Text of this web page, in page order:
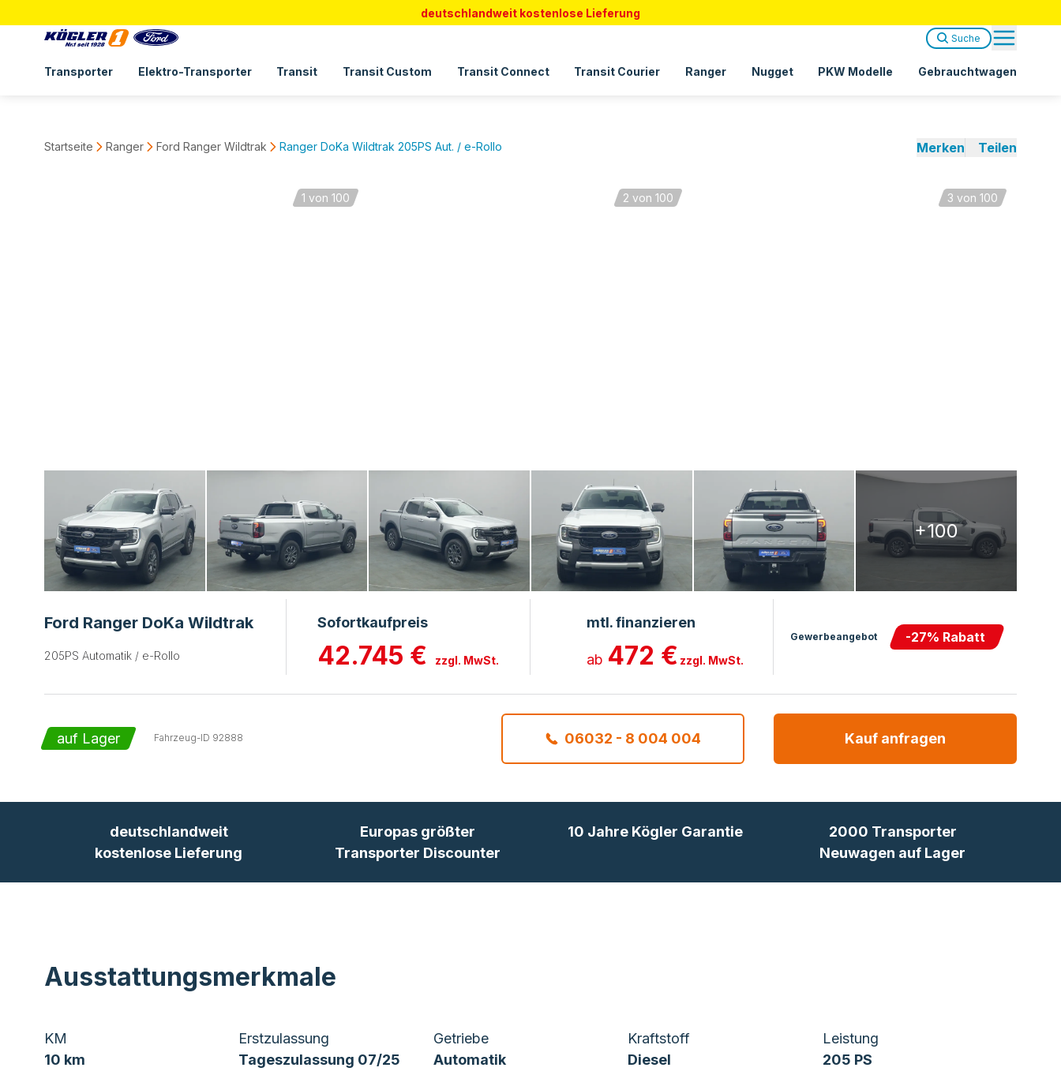
deutschlandweit kostenlose Lieferung
Transporter Elektro-Transporter Transit Transit Custom Transit Connect Transit Courier Ranger Nugget PKW Modelle Gebrauchtwagen
Suche
Startseite Ranger Ford Ranger Wildtrak Ranger DoKa Wildtrak 205PS Aut. / e-Rollo Merken Teilen
2 von 100
1 von 100 3 von 100
+100
Ford Ranger DoKa Wildtrak
205PS Automatik / e-Rollo
Sofortkaufpreis
42.745 € zzgl. MwSt.
mtl. finanzieren
ab 472 € zzgl. MwSt.
Gewerbeangebot -27% Rabatt
auf Lager Fahrzeug-ID 92888 06032 - 8 004 004 Kauf anfragen
deutschlandweit
kostenlose Lieferung
Europas größter
Transporter Discounter
10 Jahre Kögler Garantie
2000 Transporter
Neuwagen auf Lager
Ausstattungsmerkmale
KM
10 km
Erstzulassung
Tageszulassung 07/25
Getriebe
Automatik
Kraftstoff
Diesel
Leistung
205 PS